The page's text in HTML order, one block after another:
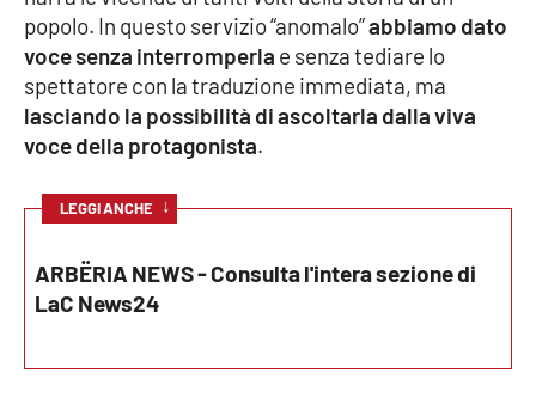
Sanità
Società
RUBRICHE
Good Morning Vietnam
Parchi Marini Calabria
popolo. In questo servizio “anomalo”abbiamo dato
voce senza interromperla e senza tediare lo
spettatore con la traduzione immediata, ma
lasciando la possibilità di ascoltarla dalla viva
voce della protagonista.
LEGGI ANCHE ↓
ARBËRIA NEWS - Consulta l'intera sezione di
LaC News24